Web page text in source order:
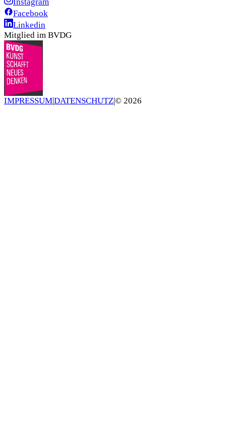
Facebook
Linkedin
Mitglied im BVDG
IMPRESSUM|DATENSCHUTZ|© 2026